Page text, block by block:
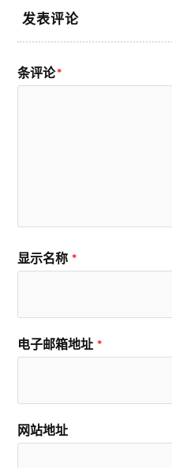
发表评论
条评论*
显示名称 *
电子邮箱地址 *
网站地址